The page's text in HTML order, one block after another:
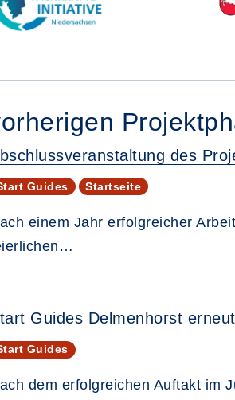
des
Guides Startseite
einem Jahr erfolgreicher
Guides Delmenhorst
Guides
dem erfolgreichen Auftakt im